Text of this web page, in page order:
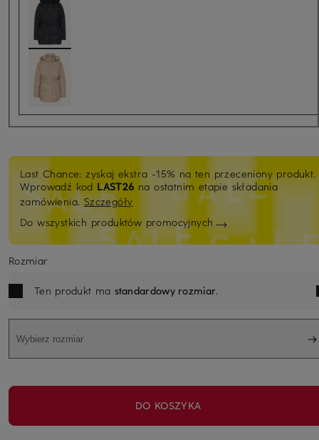
Last Chance: zyskaj ekstra -15% na ten przeceniony produkt.
Wprowadź kod LAST26 na ostatnim etapie składania
zamówienia. Szczegóły
Do wszystkich produktów promocyjnych
Rozmiar
Ten produkt ma standardowy rozmiar.
Wybierz rozmiar
DO KOSZYKA